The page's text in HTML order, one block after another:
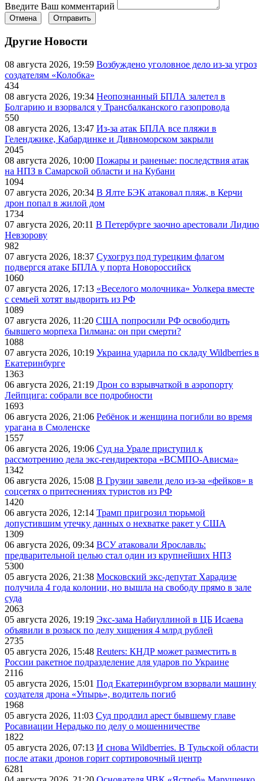
Введите Ваш комментарий
Отмена Отправить
Другие Новости
08 августа 2026, 19:59 Возбуждено уголовное дело из-за угроз
создателям «Колобка»
434
08 августа 2026, 19:34 Неопознанный БПЛА залетел в
Болгарию и взорвался у Трансбалканского газопровода
550
08 августа 2026, 13:47 Из-за атак БПЛА все пляжи в
Геленджике, Кабардинке и Дивноморском закрыли
2045
08 августа 2026, 10:00 Пожары и раненые: последствия атак
на НПЗ в Самарской области и на Кубани
1094
07 августа 2026, 20:34 В Ялте БЭК атаковал пляж, в Керчи
дрон попал в жилой дом
1734
07 августа 2026, 20:11 В Петербурге заочно арестовали Лидию
Невзорову
982
07 августа 2026, 18:37 Сухогруз под турецким флагом
подвергся атаке БПЛА у порта Новороссийск
1060
07 августа 2026, 17:13 «Веселого молочника» Уолкера вместе
с семьей хотят выдворить из РФ
1089
07 августа 2026, 11:20 США попросили РФ освободить
бывшего морпеха Гилмана: он при смерти?
1088
07 августа 2026, 10:19 Украина ударила по складу Wildberries в
Екатеринбурге
1363
06 августа 2026, 21:19 Дрон со взрывчаткой в аэропорту
Лейпцига: собрали все подробности
1693
06 августа 2026, 21:06 Ребёнок и женщина погибли во время
урагана в Смоленске
1557
06 августа 2026, 19:06 Суд на Урале приступил к
рассмотрению дела экс-гендиректора «ВСМПО-Ависма»
1342
06 августа 2026, 15:08 В Грузии завели дело из-за «фейков» в
соцсетях о притеснениях туристов из РФ
1420
06 августа 2026, 12:14 Трамп пригрозил тюрьмой
допустившим утечку данных о нехватке ракет у США
1309
06 августа 2026, 09:34 ВСУ атаковали Ярославль:
предварительной целью стал один из крупнейших НПЗ
5300
05 августа 2026, 21:38 Московский экс-депутат Харадизе
получила 4 года колонии, но вышла на свободу прямо в зале
суда
2063
05 августа 2026, 19:19 Экс-зама Набиуллиной в ЦБ Исаева
объявили в розыск по делу хищения 4 млрд рублей
2735
05 августа 2026, 15:48 Reuters: КНДР может разместить в
России ракетное подразделение для ударов по Украине
2116
05 августа 2026, 15:01 Под Екатеринбургом взорвали машину
создателя дрона «Упырь», водитель погиб
1968
05 августа 2026, 11:03 Суд продлил арест бывшему главе
Росавиации Нерадько по делу о мошенничестве
1822
05 августа 2026, 07:13 И снова Wildberries. В Тульской области
после атаки дронов горит сортировочный центр
6281